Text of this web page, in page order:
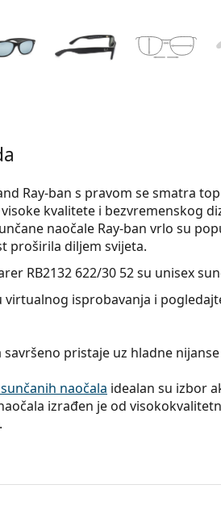
Ray-ban s pravom se smatra
kvalitete i bezvremenskog
naočale Ray-ban vrlo su
proširila diljem svijeta.
RB2132 622/30 52su unisex
isprobavanja i
savršeno pristaje uz hladne
naočala idealan su izbor
izrađen je od